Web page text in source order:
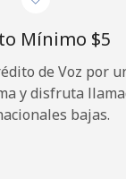
Mínimo ⁦$5⁩
de Voz por
y disfruta
bajas.